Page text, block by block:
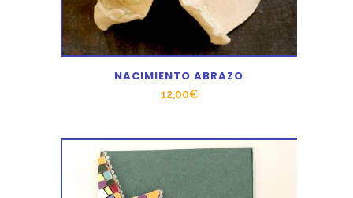
NACIMIENTO ABRAZO
12,00€